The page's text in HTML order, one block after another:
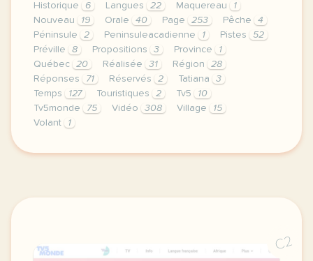
Historique
6 Langues 22 Maquereau
1
Nouveau
19 Orale 40 Page 253 Pêche
4
Péninsule
2 Peninsuleacadienne 1 Pistes
52
Préville
8 Propositions 3 Province
1
Québec
20 Réalisée 31 Région
28
Réponses
71 Réservés 2 Tatiana
3
Temps
127 Touristiques 2 Tv5
10
Tv5monde
75 Vidéo 308 Village
15
Volant
1
le respect de votre vie privee est une priorite
C2